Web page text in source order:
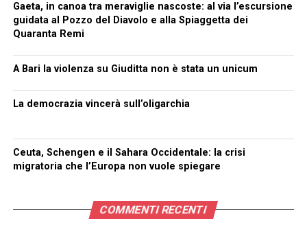
Gaeta, in canoa tra meraviglie nascoste: al via l’escursione
guidata al Pozzo del Diavolo e alla Spiaggetta dei
Quaranta Remi
A Bari la violenza su Giuditta non è stata un unicum
La democrazia vincerà sull’oligarchia
Ceuta, Schengen e il Sahara Occidentale: la crisi
migratoria che l’Europa non vuole spiegare
COMMENTI RECENTI